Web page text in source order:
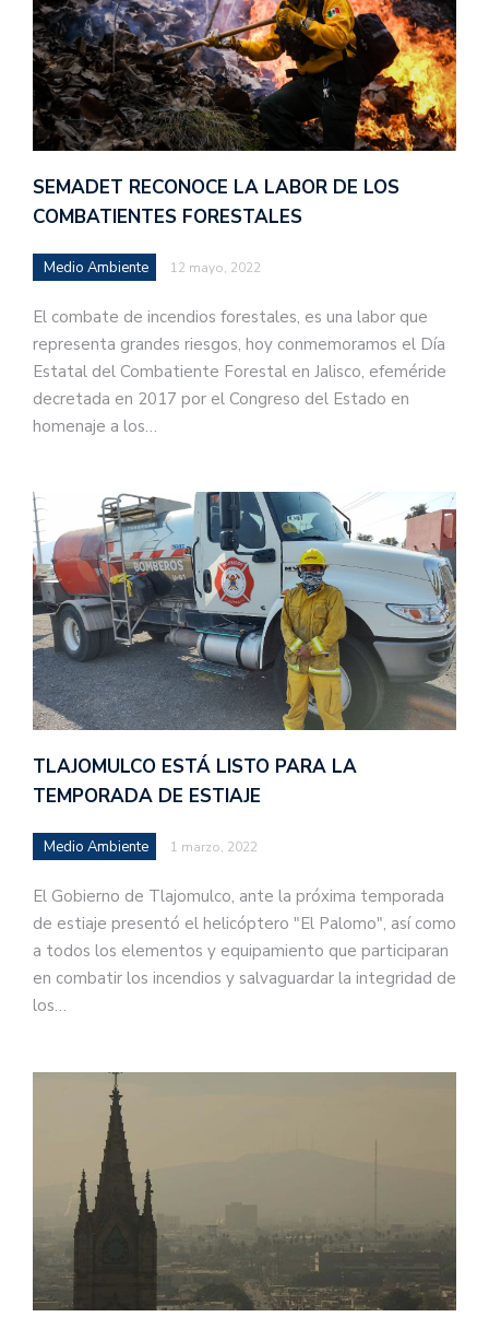
SEMADET RECONOCE LA LABOR DE LOS
COMBATIENTES FORESTALES
Medio Ambiente 12 mayo, 2022
El combate de incendios forestales, es una labor que
representa grandes riesgos, hoy conmemoramos el Día
Estatal del Combatiente Forestal en Jalisco, efeméride
decretada en 2017 por el Congreso del Estado en
homenaje a los…
TLAJOMULCO ESTÁ LISTO PARA LA
TEMPORADA DE ESTIAJE
Medio Ambiente 1 marzo, 2022
El Gobierno de Tlajomulco, ante la próxima temporada
de estiaje presentó el helicóptero "El Palomo", así como
a todos los elementos y equipamiento que participaran
en combatir los incendios y salvaguardar la integridad de
los…